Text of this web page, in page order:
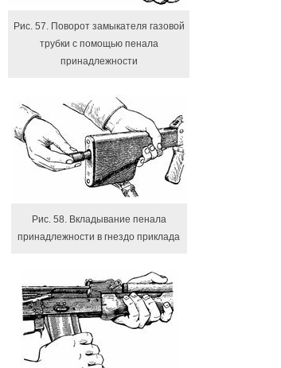
Рис. 57. Поворот замыкателя газовой
трубки с помощью пенала
принадлежности
Рис. 58. Вкладывание пенала
принадлежности в гнездо приклада